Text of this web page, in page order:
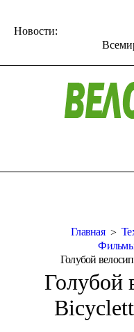
Новости:
Главная
Фильмы
Голубой
Голубой